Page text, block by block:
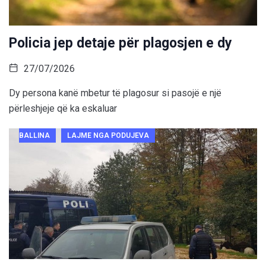
Policia jep detaje për plagosjen e dy
27/07/2026
Dy persona kanë mbetur të plagosur si pasojë e një
përleshjeje që ka eskaluar
BALLINA LAJME NGA PODUJEVA